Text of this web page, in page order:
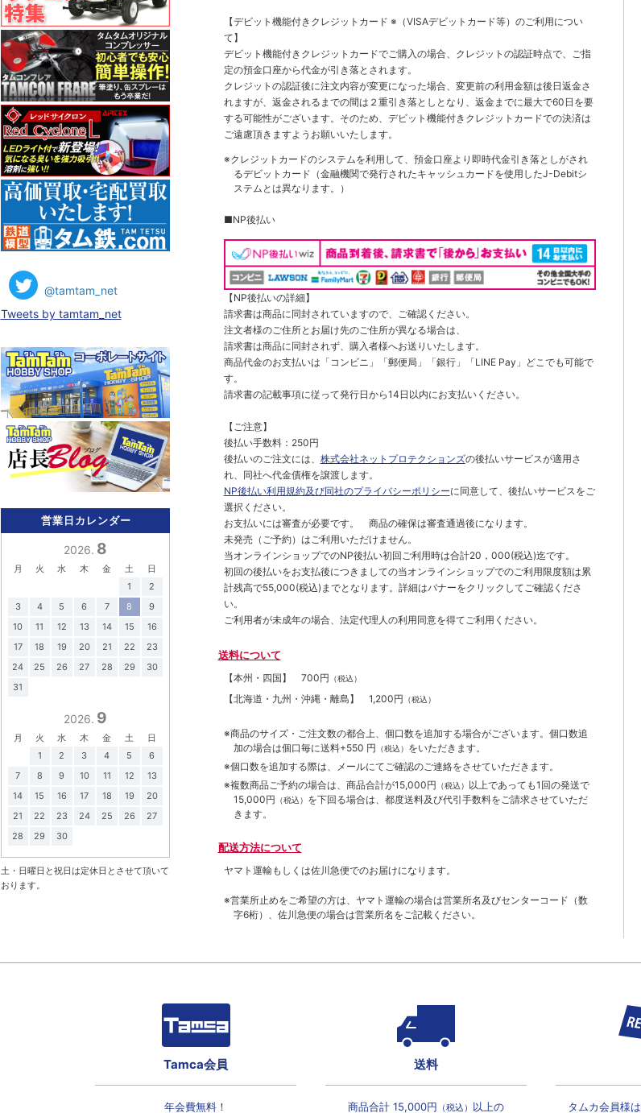
【デビット機能付きクレジットカード ※（VISAデビットカード等） のご利用につい
て】
デビット機能付きクレジットカードでご購入の場合、クレジットの認証時点で、ご指
定の預金口座から代金が引き落とされます。
クレジットの認証後に注文内容が変更になった場合、変更前の利用金額は後日返金さ
れますが、返金されるまでの間は２重引き落としとなり、返金までに最大で60日を要
する可能性がございます。そのため、デビット機能付きクレジットカードでの決済は
ご遠慮頂きますようお願いいたします。
※クレジットカードのシステムを利用して、預金口座より即時代金引き落としがされ
るデビットカード（金融機関で発行されたキャッシュカードを使用したJ-Debitシ
ステムとは異なります。）
■NP後払い
【NP後払いの詳細】
請求書は商品に同封されていますので、ご確認ください。
注文者様のご住所とお届け先のご住所が異なる場合は、
請求書は商品に同封されず、購入者様へお送りいたします。
商品代金のお支払いは「コンビニ」「郵便局」「銀行」「LINE Pay」どこでも可能で
す。
請求書の記載事項に従って発行日から14日以内にお支払いください。
【ご注意】
後払い手数料：250円
後払いのご注文には、 株式会社ネットプロテクションズの後払いサービスが適用さ
れ、同社へ代金債権を譲渡します。
NP後払い利用規約及び同社のプライバシーポリシーに同意して、後払いサービスをご
選択ください。
お支払いには審査が必要です。 商品の確保は審査通過後になります。
未発売（ご予約）はご利用いただけません。
当オンラインショップでのNP後払い初回ご利用時は合計20，000(税込)迄です。
初回の後払いをお支払後につきましての当オンラインショップでのご利用限度額は累
計残高で55,000(税込)までとなります。詳細はバナーをクリックしてご確認くださ
い。
ご利用者が未成年の場合、法定代理人の利用同意を得てご利用ください。
送料について
【本州・四国】 700円 （税込）
【北海道・九州・沖縄・離島】 1,200円 （税込）
※商品のサイズ・ご注文数の都合上、個口数を追加する場合がございます。個口数追
加の場合は個口毎に送料+550 円 （税込） をいただきます。
※個口数を追加する際は、メールにてご確認のご連絡をさせていただきます。
※複数商品ご予約の場合は、商品合計が15,000円 （税込） 以上であっても1回の発送で
15,000円 （税込） を下回る場合は、都度送料及び代引手数料をご請求させていただ
きます。
配送方法について
ヤマト運輸もしくは佐川急便でのお届けになります。
※営業所止めをご希望の方は、ヤマト運輸の場合は営業所名及びセンターコード（数
字6桁）、佐川急便の場合は営業所名をご記載ください。
@tamtam_net
Tweets by tamtam_net
営業日カレンダー
2026. 8
月 火 水 木 金 土
日
1
2
3
4 5 6 7 8
9
10
11 12 13 14 15
16
17
18 19 20 21 22
23
24
25 26 27 28 29
30
31
2026. 9
月 火 水 木 金 土
日
1
2 3 4 5
6
7
8 9 10 11 12
13
14
15 16 17 18 19
20
21
22 23 24 25 26
27
28
29 30
土・日曜日と祝日は定休日とさせて頂いて
おります。
Tamca会員
年会費無料！
送料
商品合計 15,000円 （税込） 以上の タムカ会員様は